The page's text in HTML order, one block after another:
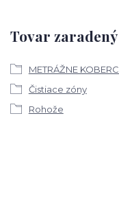
Tovar
METRÁŽNE
Čistiace zóny
Rohože